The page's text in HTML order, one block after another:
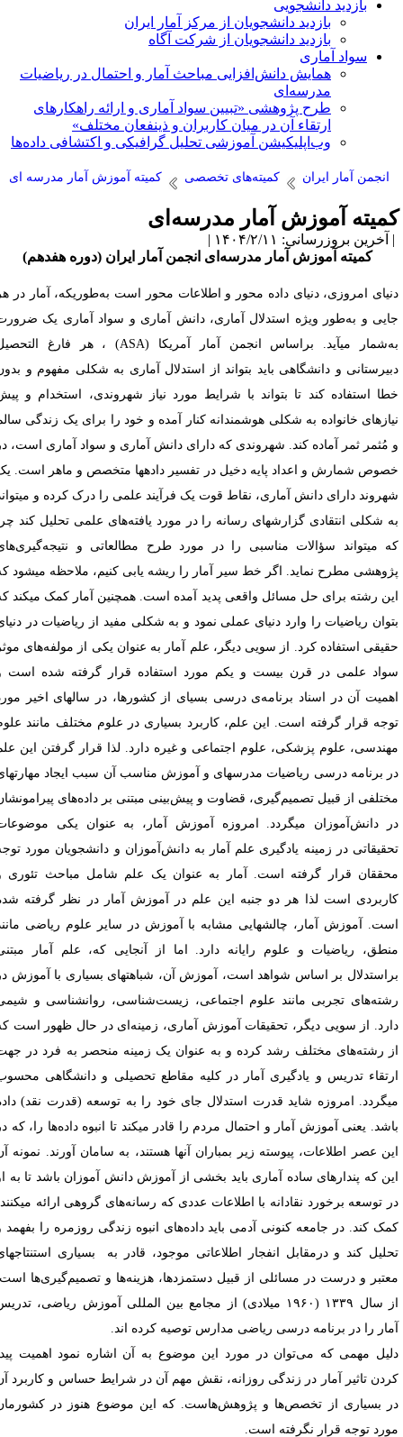
بازدید دانشجویی
بازدید دانشجویان از مرکز آمار ایران
بازدید دانشجویان از شرکت آگاه
سواد آماری
همایش دانش‌افزایی مباحث آمار و احتمال در ریاضیات
مدرسه‌ای
طرح پژوهشی «تبیین سواد آماری و ارائه راهکارهای
ارتقاء آن در میان کاربران و ذینفعان مختلف»
وب‌اپلیکیشن آموزشی تحلیل گرافیکی و اکتشافی داده‌ها
انجمن آمار ایران کمیته‌های تخصصی کمیته آموزش آمار مدرسه ای
آموزش آمار مدرسه‌ای
بروزرسانی: ۱۴۰۴/۲/۱۱ |
کمیته آموزش آمار مدرسه‌ای انجمن آمار ایران (دوره هفدهم)
امروزی، دنیای داده محور و اطلاعات محور است به‌طوریکه، آمار در هر
و به‌طور ویژه استدلال آماری، دانش آماری و سواد آماری یک ضرورت
به‌شمار میآید. براساس انجمن آمار آمریکا (ASA) ، هر فارغ التحصیل
و دانشگاهی باید بتواند از استدلال آماری به شکلی مفهوم و بدون
استفاده کند تا بتواند با شرایط مورد نیاز شهروندی، استخدام و پیش
خانواده به شکلی هوشمندانه کنار آمده و خود را برای یک زندگی سالم
مُثمر ثمر آماده کند. شهروندی که دارای دانش آماری و سواد آماری است، در
شمارش و اعداد پایه دخیل در تفسیر دادهها متخصص و ماهر است. یک
دارای دانش آماری، نقاط قوت یک فرآیند علمی را درک کرده و میتواند
شکلی انتقادی گزارشهای رسانه را در مورد یافته‌های علمی تحلیل کند چرا
میتواند سؤالات مناسبی را در مورد طرح مطالعاتی و نتیجه‌گیری‌های
مطرح نماید. اگر خط سیر آمار را ریشه یابی کنیم، ملاحظه میشود که
رشته برای حل مسائل واقعی پدید آمده است. همچنین آمار کمک میکند که
ریاضیات را وارد دنیای عملی نمود و به شکلی مفید از ریاضیات در دنیای
استفاده کرد. از سویی دیگر، علم آمار به عنوان یکی از مولفه‌های موثر
علمی در قرن بیست و یکم مورد استفاده قرار گرفته شده است و
آن در اسناد برنامه‌ی درسی بسیای از کشورها، در سالهای اخیر مورد
قرار گرفته است. این علم، کاربرد بسیاری در علوم مختلف مانند علوم
علوم پزشکی، علوم اجتماعی و غیره دارد. لذا قرار گرفتن این علم
برنامه درسی ریاضیات مدرسهای و آموزش مناسب آن سبب ایجاد مهارتهای
از قبیل تصمیم‌گیری، قضاوت و پیش‌بینی مبتنی بر داده‌های پیرامونشان
دانش‌آموزان میگردد. امروزه آموزش آمار، به عنوان یکی موضوعات
در زمینه یادگیری علم آمار به دانش‌آموزان و دانشجویان مورد توجه
قرار گرفته است. آمار به عنوان یک علم شامل مباحث تئوری و
است لذا هر دو جنبه این علم در آموزش آمار در نظر گرفته شده
آموزش آمار، چالشهایی مشابه با آموزش در سایر علوم ریاضی مانند
ریاضیات و علوم رایانه دارد. اما از آنجایی که، علم آمار مبتنی
بر اساس شواهد است، آموزش آن، شباهتهای بسیاری با آموزش در
تجربی مانند علوم اجتماعی، زیست‌شناسی، روانشناسی و شیمی
از سویی دیگر، تحقیقات آموزش آماری، زمینه‌ای در حال ظهور است که
رشته‌های مختلف رشد کرده و به عنوان یک زمینه منحصر به فرد در جهت
تدریس و یادگیری آمار در کلیه مقاطع تحصیلی و دانشگاهی محسوب
امروزه شاید قدرت استدلال جای خود را به توسعه (قدرت نقد) داده
یعنی آموزش آمار و احتمال مردم را قادر میکند تا انبوه داده‌ها را، که در
عصر اطلاعات، پیوسته زیر بمباران آنها هستند، به سامان آورند. نمونه آن
که پندارهای ساده آماری باید بخشی از آموزش دانش آموزان باشد تا به او
توسعه برخورد نقادانه با اطلاعات عددی که رسانه‌های گروهی ارائه میکنند،
کند. در جامعه کنونی آدمی باید داده‌های انبوه زندگی روزمره را بفهمد و
کند و درمقابل انفجار اطلاعاتی موجود، قادر به بسیاری استنتاجهای
و درست در مسائلی از قبیل دستمزدها، هزینه‌ها و تصمیم‌گیری‌ها است.
از سال ۱۳۳۹ (۱۹۶۰ میلادی) از مجامع بین المللی آموزش ریاضی، تدریس
را در برنامه درسی ریاضی مدارس توصیه کرده اند.
مهمی که می‌توان در مورد این موضوع به آن اشاره نمود اهمیت پیدا
تاثیر آمار در زندگی روزانه، نقش مهم آن در شرایط حساس و کاربرد آن
بسیاری از تخصص‌ها و پژوهش‌هاست. که این موضوع هنوز در کشورمان
توجه قرار نگرفته است.